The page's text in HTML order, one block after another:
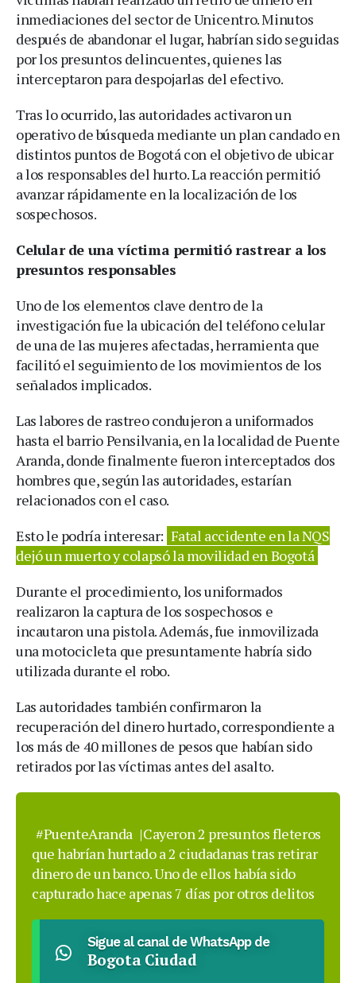
inmediaciones del sector de Unicentro. Minutos
después de abandonar el lugar, habrían sido seguidas
por los presuntos delincuentes, quienes las
interceptaron para despojarlas del efectivo.
Tras lo ocurrido, las autoridades activaron un
operativo de búsqueda mediante un plan candado en
distintos puntos de Bogotá con el objetivo de ubicar
a los responsables del hurto. La reacción permitió
avanzar rápidamente en la localización de los
sospechosos.
Celular de una víctima permitió rastrear a los
presuntos responsables
Uno de los elementos clave dentro de la
investigación fue la ubicación del teléfono celular
de una de las mujeres afectadas, herramienta que
facilitó el seguimiento de los movimientos de los
señalados implicados.
Las labores de rastreo condujeron a uniformados
hasta el barrio Pensilvania, en la localidad de Puente
Aranda, donde finalmente fueron interceptados dos
hombres que, según las autoridades, estarían
relacionados con el caso.
Esto le podría interesar: Fatal accidente en la NQS
dejó un muerto y colapsó la movilidad en Bogotá
Durante el procedimiento, los uniformados
realizaron la captura de los sospechosos e
incautaron una pistola. Además, fue inmovilizada
una motocicleta que presuntamente habría sido
utilizada durante el robo.
Las autoridades también confirmaron la
recuperación del dinero hurtado, correspondiente a
los más de 40 millones de pesos que habían sido
retirados por las víctimas antes del asalto.
#PuenteAranda |Cayeron 2 presuntos fleteros
que habrían hurtado a 2 ciudadanas tras retirar
dinero de un banco. Uno de ellos había sido
capturado hace apenas 7 días por otros delitos
Sigue al canal de WhatsApp de
Bogota Ciudad